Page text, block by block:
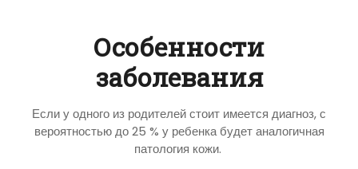
Особенности
заболевания
Если у одного из родителей стоит имеется диагноз, с
вероятностью до 25 % у ребенка будет аналогичная
патология кожи.